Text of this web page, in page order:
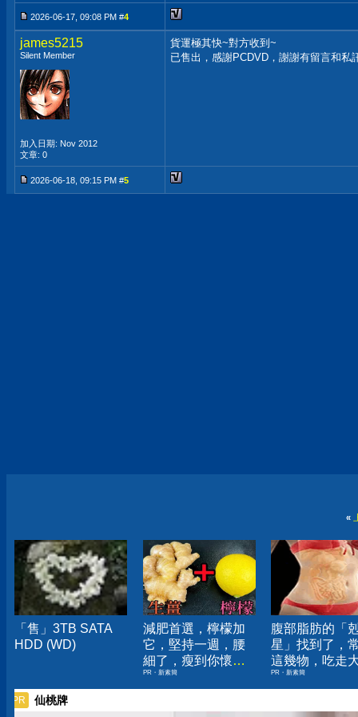
2026-06-17, 09:08 PM #4
james5215
Silent Member
加入日期: Nov 2012
文章: 0
貨運極其快~對方收到~
已售出，感謝PCDVD，謝謝有留言和私
2026-06-18, 09:15 PM #5
«
「售」3TB SATA
HDD (WD)
減肥首選，檸檬加
它，堅持一週，腰
細了，瘦到你懷疑
人生
PR・新素簡
腹部脂肪的「
星」找到了，
這幾物，吃走
囊，瘦出小蠻
PR・新素簡
PR 仙桃牌